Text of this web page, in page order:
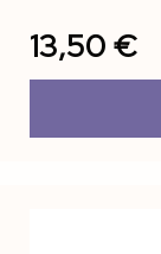
13,50 €